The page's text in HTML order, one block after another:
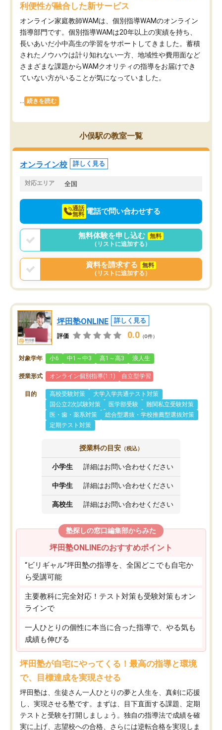
利便性が融合した新サービス
オンライン家庭教師WAMは、個別指導WAMのオンライン
指導部門です。個別指導WAMは20年以上の実績を持ち、
長いあいだ小中高生の学習をサポートしてきました。蓄積
されたノウハウは計り知れない一方、地域性や費用面など
さまざまな課題からWAMクオリティの指導をお届けでき
ていない方がいることが気になっていました。
続きを読む
小俣駅の教室一覧
オンライン校 詳しく見る
対応エリア 全国
通話
無料 電話で問い合わせする
無料体験を申し込む
無料
（リストに追加する）
資料を請求する
無料
（リストに追加する）
坪田塾ONLINE 詳しく見る
評価 0.0 （0件）
対象学年 小6 中1～中3 高1～高3 浪人生
授業形式 オンライン個別指導(1:1) 自立型学習
目的 高校受験対策
大学入学共通テスト対策
国公立2次試験対策
医学部受験
難関私立受験対策
医・歯・薬系対策
総合型選抜・学校推薦型選抜対策
定期テスト対策
授業料の目安 （税込）
小学生 詳細はお問い合わせください
中学生 詳細はお問い合わせください
高校生 詳細はお問い合わせください
塾探しの窓口編集部からみた
坪田塾ONLINEのおすすめポイント
“ビリギャル”坪田塾の指導を、全国どこでも自宅か
ら受講可能
主要教科に完全対応！テスト対策も受験対策もオン
ラインで
一人ひとりの個性に本当に合った指導で、やる気も
成績も伸びる
坪田塾が自宅にやってくる！最高の指導と環境
で、目標達成を実現させる
坪田塾は、生徒さん一人ひとりの夢と人生を、真剣に応援
し、実現させる塾です。まずは、目下直面する課題、定期
テストと受験を打開しましょう。独自の指導法で成績を確
実に上げ、志望校への合格、さらには逆転合格を実現しま